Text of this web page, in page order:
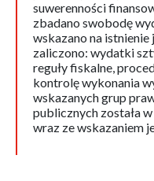
suwerenności
zbadano swobodę
wskazano na
zaliczono: wydatki
reguły fiskalne,
kontrolę wykonania
wskazanych grup
publicznych została
wraz ze wskazaniem